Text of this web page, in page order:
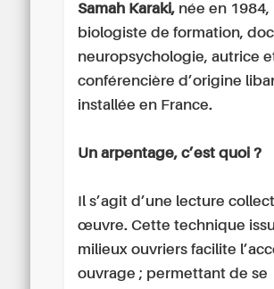
Samah Karaki, née en 1984,
biologiste de formation,
neuropsychologie, autrice
conférencière d’origine
installée en France.
Un arpentage, c’est quoi ?
Il s’agit d’une lecture
œuvre. Cette technique
milieux ouvriers facilite
ouvrage ; permettant de se